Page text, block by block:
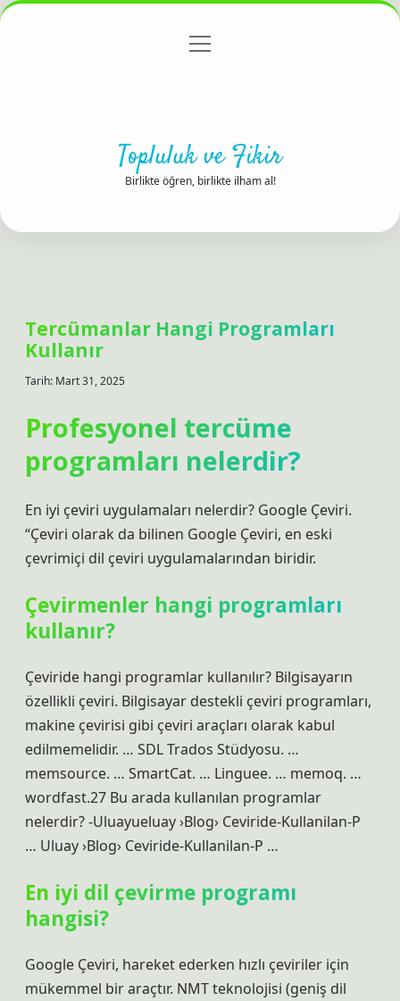
Gizlilik Politikası
menüyü
Topluluk ve Fikir
Birlikte öğren, birlikte ilham al!
Tercümanlar Hangi Programları
Kullanır
Tarih: Mart 31, 2025
Profesyonel tercüme
programları nelerdir?
En iyi çeviri uygulamaları nelerdir? Google Çeviri.
“Çeviri olarak da bilinen Google Çeviri, en eski
çevrimiçi dil çeviri uygulamalarından biridir.
Çevirmenler hangi programları
kullanır?
Çeviride hangi programlar kullanılır? Bilgisayarın
özellikli çeviri. Bilgisayar destekli çeviri programları,
makine çevirisi gibi çeviri araçları olarak kabul
edilmemelidir. … SDL Trados Stüdyosu. …
memsource. … SmartCat. … Linguee. … memoq. …
wordfast.27 Bu arada kullanılan programlar
nelerdir? -Uluayueluay ›Blog› Ceviride-Kullanilan-P
… Uluay ›Blog› Ceviride-Kullanilan-P …
En iyi dil çevirme programı
hangisi?
Google Çeviri, hareket ederken hızlı çeviriler için
mükemmel bir araçtır. NMT teknolojisi (geniş dil